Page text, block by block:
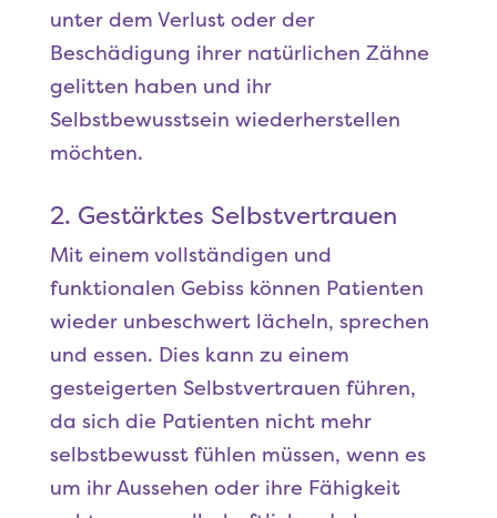
unter dem Verlust oder der
Beschädigung ihrer natürlichen Zähne
gelitten haben und ihr
Selbstbewusstsein wiederherstellen
möchten.
2. Gestärktes Selbstvertrauen
Mit einem vollständigen und
funktionalen Gebiss können Patienten
wieder unbeschwert lächeln, sprechen
und essen. Dies kann zu einem
gesteigerten Selbstvertrauen führen,
da sich die Patienten nicht mehr
selbstbewusst fühlen müssen, wenn es
um ihr Aussehen oder ihre Fähigkeit